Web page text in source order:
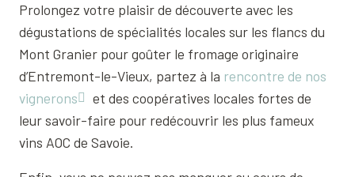
Prolongez votre plaisir de découverte avec les
dégustations de spécialités locales sur les flancs du
Mont Granier pour goûter le fromage originaire
d’Entremont-le-Vieux, partez à la rencontre de nos
vignerons
et des coopératives locales fortes de
leur savoir-faire pour redécouvrir les plus fameux
vins AOC de Savoie.